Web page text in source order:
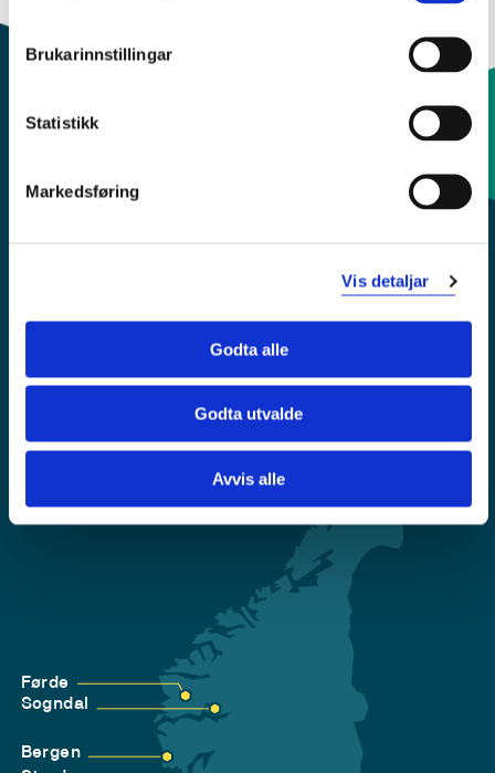
Brukarinnstillingar
Statistikk
Markedsføring
Vis detaljar
Godta alle
Godta utvalde
Avvis alle
Krise- og beredskapsnummer
Tilgjengelegheitserklæring
Personvern
Førde
Sogndal
Bergen